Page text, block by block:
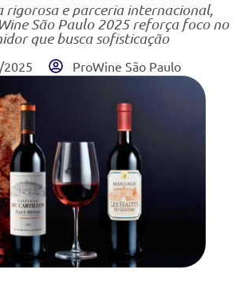
rigorosa e parceria internacional,
São Paulo 2025 reforça foco no
que busca sofisticação
ProWine São Paulo